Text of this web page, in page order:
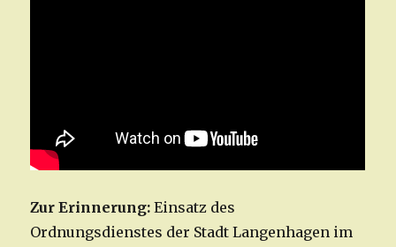
Zur Erinnerung: Einsatz des
Ordnungsdienstes der Stadt Langenhagen im